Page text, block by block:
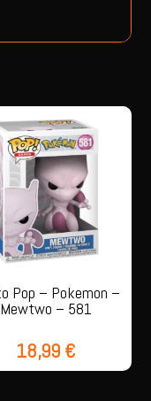
Pop – Pokemon –
Mewtwo – 581
18,99 €